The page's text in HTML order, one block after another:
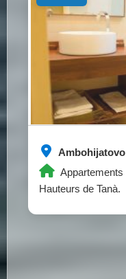
Hauteurs de Tanà.